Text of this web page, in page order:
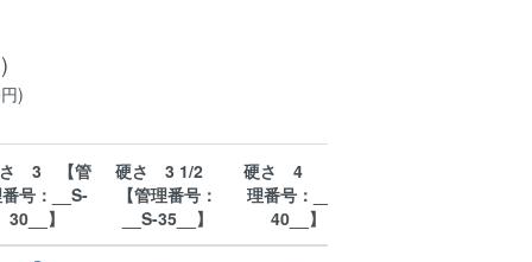
)
3 【管
号：__S-
30__】
硬さ 3 1/2
【管理番号：
__S-35__】
硬さ 4 【管
理番号：__S-
40__】